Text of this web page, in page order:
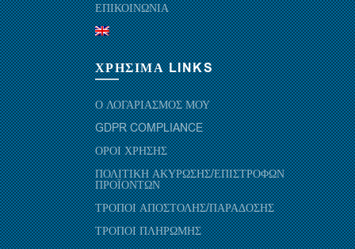
ΕΠΙΚΟΙΝΩΝΙΑ
ΧΡΗΣΙΜΑ LINKS
Ο ΛΟΓΑΡΙΑΣΜΟΣ ΜΟΥ
GDPR COMPLIANCE
ΟΡΟΙ ΧΡΗΣΗΣ
ΠΟΛΙΤΙΚΗ ΑΚΥΡΩΣΗΣ/ΕΠΙΣΤΡΟΦΩΝ
ΠΡΟΪΟΝΤΩΝ
ΤΡΟΠΟΙ ΑΠΟΣΤΟΛΗΣ/ΠΑΡΑΔΟΣΗΣ
ΤΡΟΠΟΙ ΠΛΗΡΩΜΗΣ